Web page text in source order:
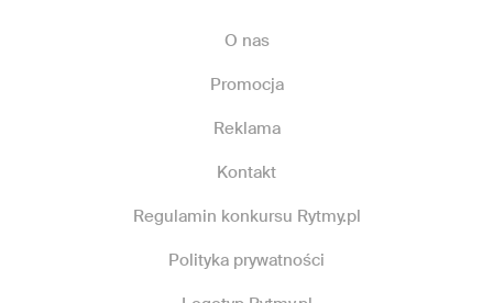
O nas
Promocja
Reklama
Kontakt
Regulamin konkursu Rytmy.pl
Polityka prywatności